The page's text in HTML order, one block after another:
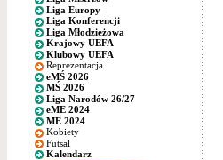
Liga Europy
Liga Konferencji
Liga Młodzieżowa
Krajowy UEFA
Klubowy UEFA
Reprezentacja
eMŚ 2026
MŚ 2026
Liga Narodów 26/27
eME 2024
ME 2024
Kobiety
Futsal
Kalendarz